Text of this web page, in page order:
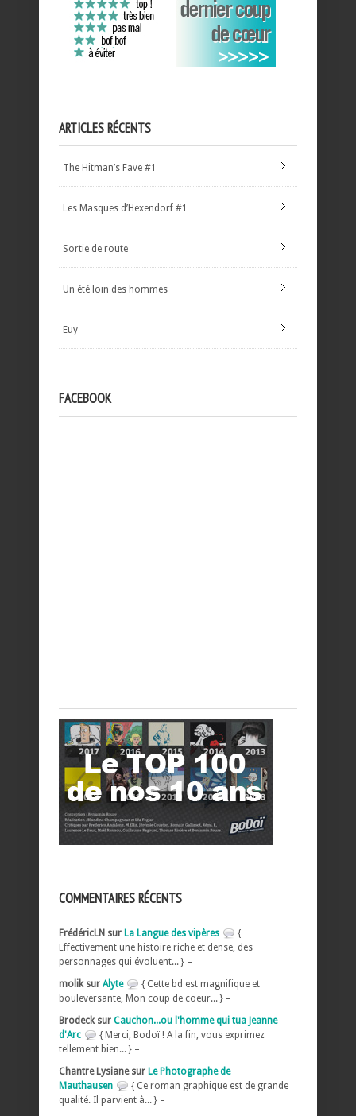
ARTICLES RÉCENTS
The Hitman’s Fave #1
Les Masques d’Hexendorf #1
Sortie de route
Un été loin des hommes
Euy
FACEBOOK
COMMENTAIRES RÉCENTS
FrédéricLN sur La Langue des vipères
{
Effectivement une histoire riche et dense, des
personnages qui évoluent... } –
molik sur Alyte
{ Cette bd est magnifique et
bouleversante, Mon coup de coeur... } –
Brodeck sur Cauchon...ou l'homme qui tua Jeanne
d'Arc
{ Merci, Bodoï ! A la fin, vous exprimez
tellement bien... } –
Chantre Lysiane sur Le Photographe de
Mauthausen
{ Ce roman graphique est de grande
qualité. Il parvient à... } –